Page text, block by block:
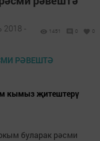
2018 -
1451 0 0
кымыз җитештерү
буларак рәсми